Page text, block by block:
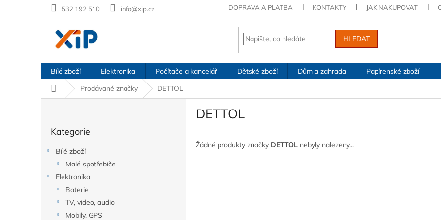
na
532 192 510 info@xip.cz DOPRAVA A PLATBA KONTAKTY JAK NAKUPOVAT
HLEDAT
Bílé zboží Elektronika Počítače a kancelář Dětské zboží Dům a zahrada
Papírenské zboží
Domů
Prodávané značky DETTOL
kategorie
Kategorie
Bílé zboží
Malé spotřebiče
Elektronika
Baterie
TV, video, audio
Mobily, GPS
DETTOL
Žádné produkty značky DETTOL nebyly nalezeny...